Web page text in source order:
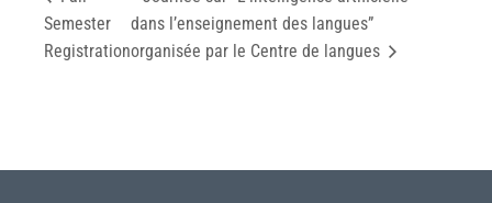
Semester
Registration
dans l’enseignement des langues”
organisée par le Centre de langues